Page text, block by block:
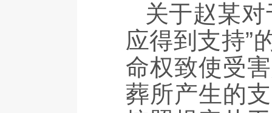
关于赵某
应得到支持”
命权致使受
葬所产生的